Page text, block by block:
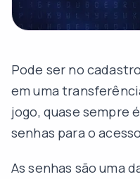
Pode ser no
em uma
jogo, quase sempre
senhas para o
As senhas são uma